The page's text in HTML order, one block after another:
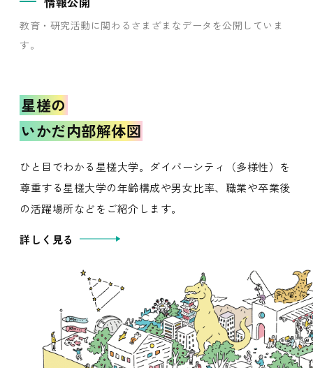
教育・研究活動に関わるさまざまなデータを公開していま
す。
星槎の
いかだ内部解体図
ひと目でわかる星槎大学。ダイバーシティ（多様性）を
尊重する星槎大学の年齢構成や男女比率、職業や卒業後
の活躍場所などをご紹介します。
詳しく見る